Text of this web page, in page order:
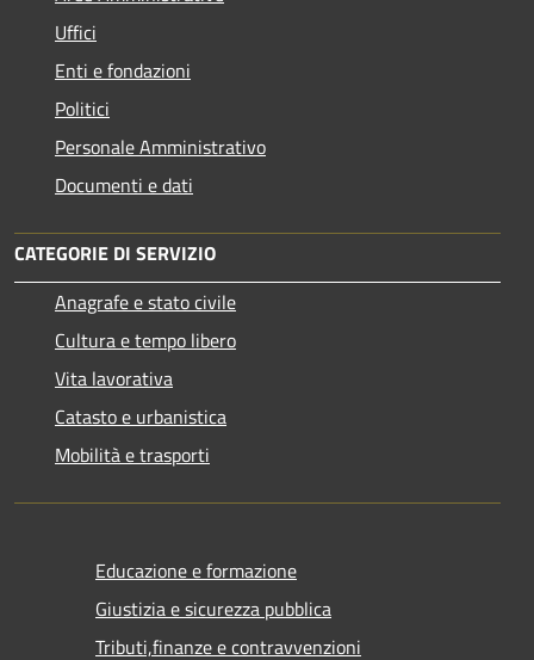
Uffici
Enti e fondazioni
Politici
Personale Amministrativo
Documenti e dati
CATEGORIE DI SERVIZIO
Anagrafe e stato civile
Cultura e tempo libero
Vita lavorativa
Catasto e urbanistica
Mobilità e trasporti
Educazione e formazione
Giustizia e sicurezza pubblica
Tributi,finanze e contravvenzioni